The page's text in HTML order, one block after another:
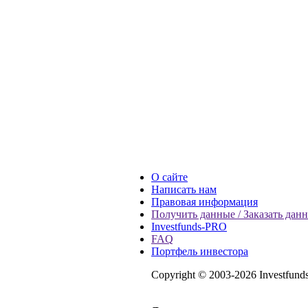
О сайте
Написать нам
Правовая информация
Получить данные / Заказать
Investfunds-PRO
FAQ
Портфель инвестора
Copyright © 2003-2026